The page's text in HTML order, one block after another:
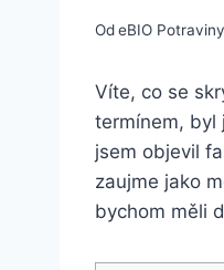
OdeBIO Potraviny
Víte, co se
termínem, byl
jsem objevil
zaujme jako
bychom ⁣měli